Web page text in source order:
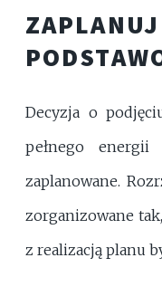
Decyzja o
pełnego
zaplanowane.
zorganizowane
z realizacją planu